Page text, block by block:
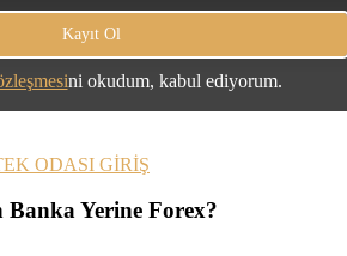
ni okudum, kabul ediyorum.
ODASI GİRİŞ
Banka Yerine Forex?